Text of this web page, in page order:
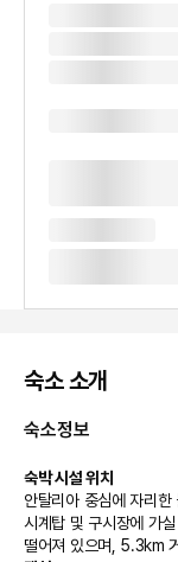
숙소 소개
숙소정보
숙박 시설 위치
안탈리아 중심에 자리
시계탑 및 구시장에 가
떨어져 있으며, 5.3km